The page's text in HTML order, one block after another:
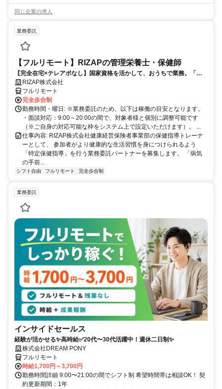
同じ企業の求人
業務委託
【フルリモート】RIZAPの管理栄養士・保健師
【完全在宅×テレアポなし】国家資格を活かして、おうちで業務。「も
う一つの安心」を。主婦・Wワーカー活躍中！「平日の日中だけ」「夕
方以降の数時間だけ」など、生活リズムに合わせた時間調整が可能で
す。1件ごとの成果報酬型だから、頑張った分だけ手応えのある収入
に。充実のサポート体制で、安心の在宅ワークを始めませんか？
RIZAP株式会社
フルリモート
完全歩合制
勤務時間・曜日: ※業務委託のため、以下は稼働の目安となります。
・面談対応：9:00～20:00の間で、対象者様と個別に調整可能です
（※ご自身の対応可能な枠をシステム上で設定いただけます）。 ...
仕事内容: RIZAP株式会社健康経営保険者事業部の保健指導トレーナ
ーとして、 参加者がより健康的な生活習慣を身につけられるよう
「特定保健指導」を行う業務委託パートナーを募集します。 「病気
の手前...
シフト自由 フルリモート 完全歩合制
業務委託
インサイドセールス
経験が活かせる✨高時給✅20代〜30代活躍中！週休二日制✨
株式会社DREAM PONY
フルリモート
時給1,700円～3,700円
勤務時間詳細 9:00〜21:00の間でシフト制 希望時間帯は相談OK！ 契
約更新期間：1年